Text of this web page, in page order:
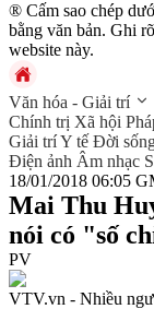
® Cấm sao chép
bằng văn bản. Ghi
website này.
Văn hóa - Giải trí
Chính trị Xã hội
Giải tríY tế Đời
Điện ảnh Âm nhạc
18/01/2018 06:05
Mai Thu
nói có "số
PV
VTV.vn - Nhiều